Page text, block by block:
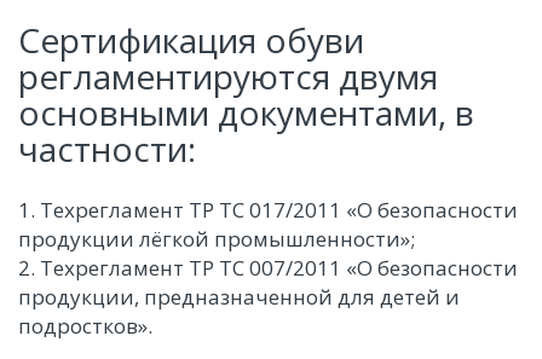
Сертификация обуви
регламентируются двумя
основными документами, в
частности:
1. Техрегламент ТР ТС 017/2011 «О безопасности
продукции лёгкой промышленности»;
2. Техрегламент ТР ТС 007/2011 «О безопасности
продукции, предназначенной для детей и
подростков».